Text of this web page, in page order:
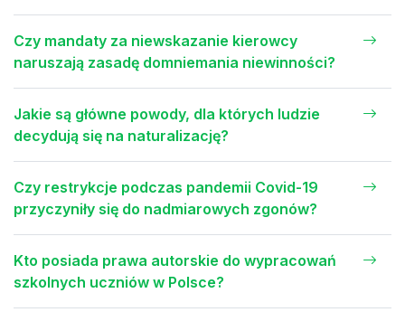
Czy mandaty za niewskazanie kierowcy
naruszają zasadę domniemania niewinności?
Jakie są główne powody, dla których ludzie
decydują się na naturalizację?
Czy restrykcje podczas pandemii Covid-19
przyczyniły się do nadmiarowych zgonów?
Kto posiada prawa autorskie do wypracowań
szkolnych uczniów w Polsce?